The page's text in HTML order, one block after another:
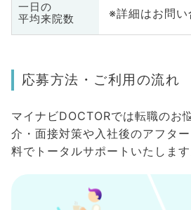
一日の
平均来院数
※詳細はお問
応募方法・ご利用の流れ
マイナビDOCTORでは転職のお
介・面接対策や入社後のアフタ
料でトータルサポートいたします